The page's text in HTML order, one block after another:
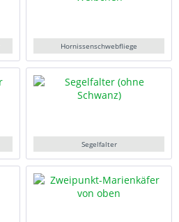
Hornissenschwebfliege
Segelfalter